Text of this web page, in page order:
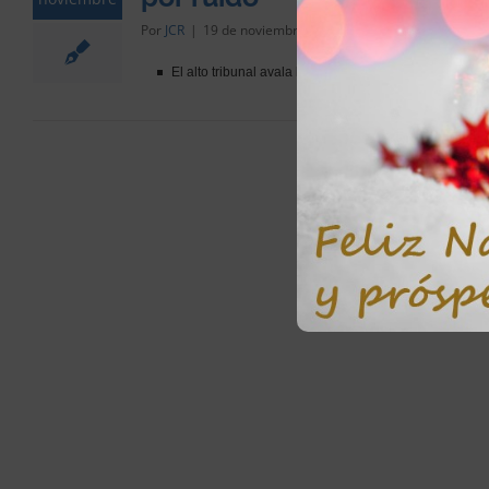
Por JCR | 19 de noviembre de 2012 Noticias
El alto tribunal avala la condena al propietario de un